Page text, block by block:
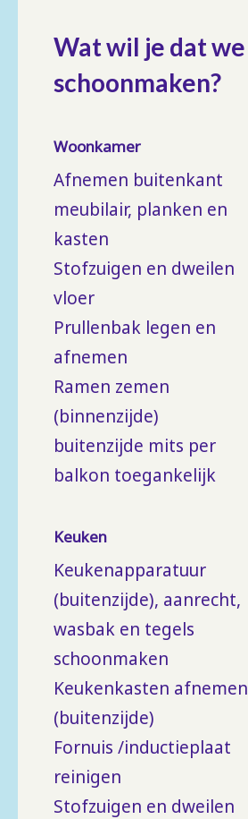
Wat wil je dat we
schoonmaken?
Woonkamer
Afnemen buitenkant
meubilair, planken en
kasten
Stofzuigen en dweilen
vloer
Prullenbak legen en
afnemen
Ramen zemen
(binnenzijde)
buitenzijde mits per
balkon toegankelijk
Keuken
Keukenapparatuur
(buitenzijde), aanrecht,
wasbak en tegels
schoonmaken
Keukenkasten afnemen
(buitenzijde)
Fornuis /inductieplaat
reinigen
Stofzuigen en dweilen